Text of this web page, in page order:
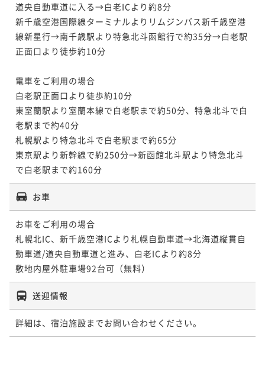
道央自動車道に入る→白老ICより約8分
新千歳空港国際線ターミナルよりリムジンバス新千歳空港
線新星行→南千歳駅より特急北斗函館行で約35分→白老駅
正面口より徒歩約10分
電車をご利用の場合
白老駅正面口より徒歩約10分
東室蘭駅より室蘭本線で白老駅まで約50分、特急北斗で白
老駅まで約40分
札幌駅より特急北斗で白老駅まで約65分
東京駅より新幹線で約250分→新函館北斗駅より特急北斗
で白老駅まで約160分
お車
お車をご利用の場合
札幌北IC、新千歳空港ICより札幌自動車道→北海道縦貫自
動車道/道央自動車道と進み、白老ICより約8分
敷地内屋外駐車場92台可（無料）
送迎情報
詳細は、宿泊施設までお問い合わせください。